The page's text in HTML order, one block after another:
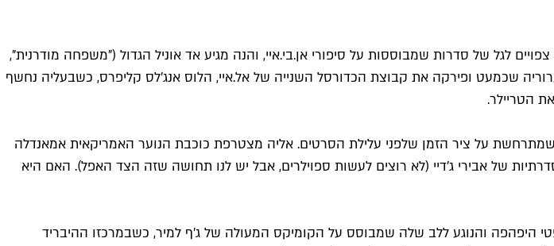
לגל של סדרות שמבוססות על סיפורי אן.בי.איי, והנה מגיע אד אוניל הגדול ("משפחה מודרנית",
שכמעט ופירקה את קבוצת הכדורסל השנייה של אל.איי, הלוס אנג'לס קליפרס, כשבעליה נחשף
הטריילר.
על ציר הזמן שלפני עלילת הסרטים. אליה מצטרפת כוכבת הנוער האמריקאית אמאנדלה
של אבירי ג'דיי (לא רוצים לעשות ספוילרים, אבל יש לנו תחושה שזה הצד האפל). האם היא
היפהפה והנוגע ללב שלה שמבוסס על הקומיקס המעולה של ג'ף למיר, כשבמרכזו ההיבריד